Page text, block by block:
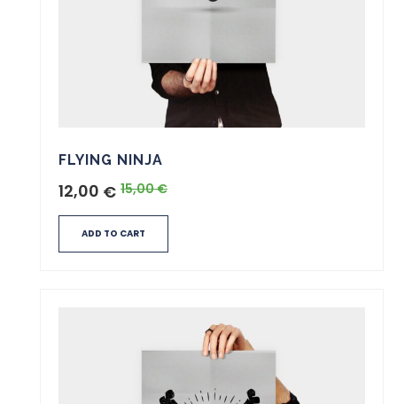
FLYING NINJA
15,00€
12,00 €
ADD TO CART